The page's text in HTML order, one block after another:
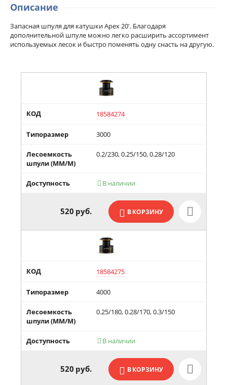
Описание
Запасная шпуля для катушки Apex 20'. Благодаря
дополнительной шпуле можно легко расширить ассортимент
используемых лесок и быстро поменять одну снасть на другую.
КОД 18584274
Типоразмер 3000
Лесоемкость
шпули (MM/М)
0.2/230, 0.25/150, 0.28/120
Доступность В наличии

520 руб. В КОРЗИНУ
КОД 18584275
Типоразмер 4000
Лесоемкость
шпули (MM/М)
0.25/180, 0.28/170, 0.3/150
Доступность В наличии

520 руб. В КОРЗИНУ